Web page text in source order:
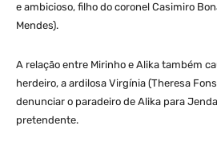
e ambicioso, filho do coronel Casimiro
Mendes).
A relação entre Mirinho e Alika também
herdeiro, a ardilosa Virgínia (Theresa
denunciar o paradeiro de Alika para
pretendente.